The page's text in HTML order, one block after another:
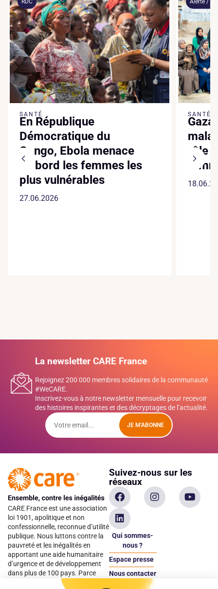
RDC
SANTÉ
En République
Démocratique du
Congo, Ebola menace
d’abord les femmes les
plus vulnérables
27.06.2026
Alerte /
SANTÉ
rôle
La newsletter CARE France
Rejoignez 200 000 membres solidaires de la communauté
#WeCARE.
Inscrivez-vous à notre newsletter mensuelle pour recevoir
des histoires inspirantes et des décryptages de l’actualité.
JE M'ABONNE
CARE France est une association
loi 1901, apolitique et non
confessionnelle, reconnue d’utilité
publique. Nous luttons contre la
pauvreté et les inégalités en
apportant une aide humanitaire
d’urgence et de développement
dans plus de 100 pays. Parce
qu’elles sont les premières
Suivez-nous sur les
réseaux
Qui sommes-
nous ?
Espace presse
Nous contacter